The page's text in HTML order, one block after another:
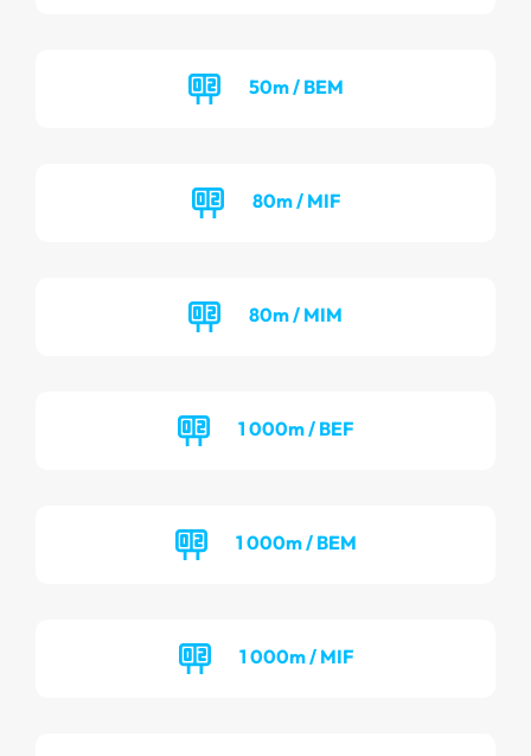
50m / BEM
80m / MIF
80m / MIM
1 000m / BEF
1 000m / BEM
1 000m / MIF